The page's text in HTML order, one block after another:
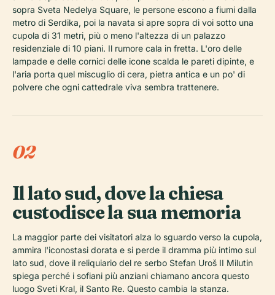
sopra Sveta Nedelya Square, le persone escono a fiumi dalla
metro di Serdika, poi la navata si apre sopra di voi sotto una
cupola di 31 metri, più o meno l'altezza di un palazzo
residenziale di 10 piani. Il rumore cala in fretta. L'oro delle
lampade e delle cornici delle icone scalda le pareti dipinte, e
l'aria porta quel miscuglio di cera, pietra antica e un po' di
polvere che ogni cattedrale viva sembra trattenere.
02
Il lato sud, dove la chiesa
custodisce la sua memoria
La maggior parte dei visitatori alza lo sguardo verso la cupola,
ammira l'iconostasi dorata e si perde il dramma più intimo sul
lato sud, dove il reliquiario del re serbo Stefan Uroš II Milutin
spiega perché i sofiani più anziani chiamano ancora questo
luogo Sveti Kral, il Santo Re. Questo cambia la stanza.